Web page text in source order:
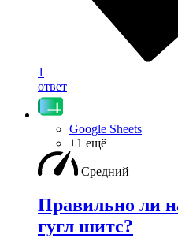
1
ответ
Google Sheets
+1 ещё
Средний
Правильно ли
гугл шитс?